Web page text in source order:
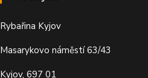
Rybařina Kyjov
Masarykovo náměstí 63/43
Kyjov, 697 01